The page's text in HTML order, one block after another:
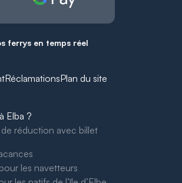
ferrys en temps réel
RéclamationsPlan du site
Elba ?
de réduction avec billet
les navetteurs